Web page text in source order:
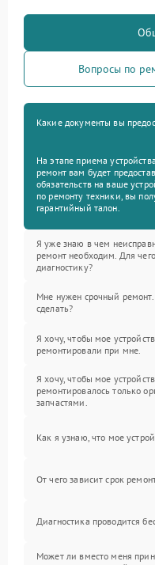
Вопросы по
Какие документы вы
На этапе приема
ремонт вам будет
обязательств на ваше
по ремонту техники, вы
гарантийный талон.
Я уже знаю в чем
ремонт необходим. Для
диагностику?
Мне нужен срочный
сделать?
Я хочу, чтобы мое
ремонтировали при мне.
Я хочу, чтобы мое
ремонтировалось только
запчастями.
Как я узнаю, что мое
От чего зависит срок
Диагностика проводится
Может ли вместо меня